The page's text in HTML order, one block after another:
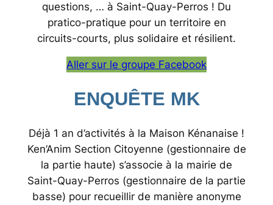
questions, … à Saint-Quay-Perros ! Du
pratico-pratique pour un territoire en
circuits-courts, plus solidaire et résilient.
Aller sur le groupe Facebook
ENQUÊTE MK
Déjà 1 an d’activités à la Maison Kénanaise !
Ken’Anim Section Citoyenne (gestionnaire de
la partie haute) s’associe à la mairie de
Saint-Quay-Perros (gestionnaire de la partie
basse) pour recueillir de manière anonyme